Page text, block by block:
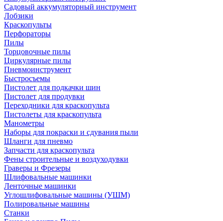
Садовый аккумуляторный инструмент
Лобзики
Краскопульты
Перфораторы
Пилы
Торцовочные пилы
Циркулярные пилы
Пневмоинструмент
Быстросъемы
Пистолет для подкачки шин
Пистолет для продувки
Переходники для краскопульта
Пистолеты для краскопульта
Манометры
Наборы для покраски и сдувания пыли
Шланги для пневмо
Запчасти для краскопульта
Фены строительные и воздуходувки
Граверы и Фрезеры
Шлифовальные машинки
Ленточные машинки
Углошлифовальные машины (УШМ)
Полировальные машины
Станки